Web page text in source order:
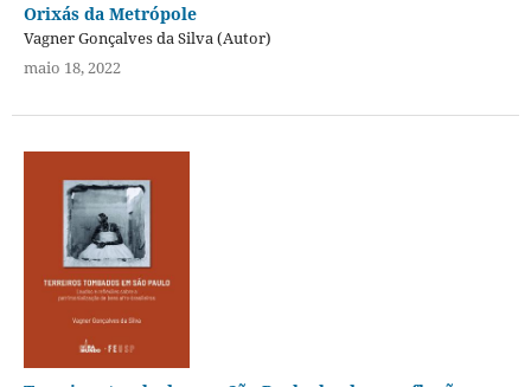
Orixás da Metrópole
Vagner Gonçalves da Silva (Autor)
maio 18, 2022